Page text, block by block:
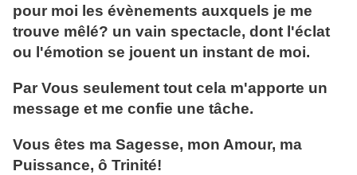
pour moi les évènements auxquels je me
trouve mêlé? un vain spectacle, dont l'éclat
ou l'émotion se jouent un instant de moi.
Par Vous seulement tout cela m'apporte un
message et me confie une tâche.
Vous êtes ma Sagesse, mon Amour, ma
Puissance, ô Trinité!